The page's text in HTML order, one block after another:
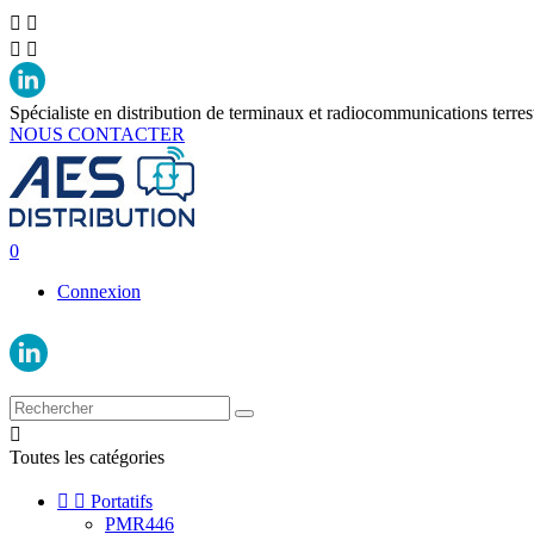
 
 
Spécialiste en distribution de terminaux et radiocommunications
NOUS CONTACTER
0
Connexion

Toutes les catégories
  Portatifs
PMR446